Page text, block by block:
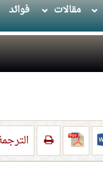
مقالات فوائد